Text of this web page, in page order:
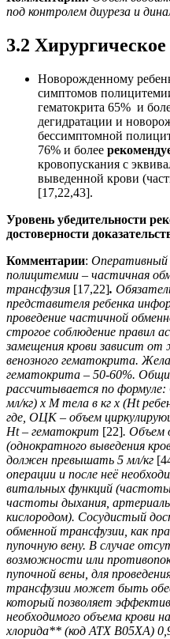
под контролем диуреза и
3.2 Хирургическое
Новорожденному
симптомов
гематокрита 65% и
дегидратации и
бессимптомной
76% и более
кровопускания с
выведенной крови
[17,22,43].
Уровень убедительности
достоверности
Комментарии: Оперативный
полицитемии – частичная
трансфузия [17,22].
представителя ребенка
проведение частичной
строгое соблюдение правил
замещения крови зависит
венозного гематокрита.
гематокрита – 50-60%.
рассчитывается по
мл/кг) x М тела в кг x (Нt
где, ОЦК – объем
Ht – гематокрит [22]. Объем
(однократного выведения
должен превышать 5 мл/кг
операции и после неё
витальных функций
частоты дыхания,
кислородом). Cосудистый
обменной трансфузии, как
пупочную вену. В случае
возможности или
пупочной вены, для
трансфузии может быть
который позволяет
необходимого объема крови
хлорида** (код АТХ В05ХА)